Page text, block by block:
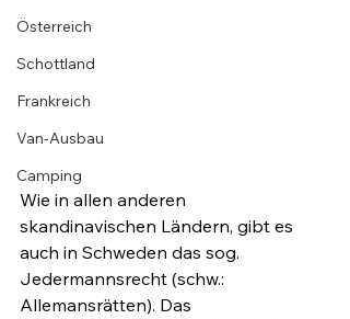
Österreich
Schottland
Frankreich
Van-Ausbau
Camping
Wie in allen anderen
skandinavischen Ländern, gibt es
auch in Schweden das sog.
Jedermannsrecht (schw.:
Allemansrätten). Das